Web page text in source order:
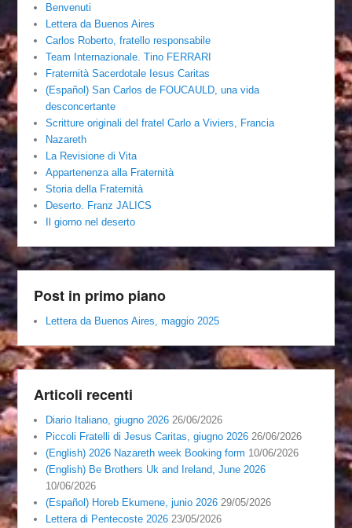
Benvenuti
Lettera da Buenos Aires
Carlos Roberto, fratello responsabile
Team Internazionale. Tino FERRARI
Fraternità Sacerdotale Iesus Caritas
(Español) San Carlos de FOUCAULD, una vida
desconcertante
Scritture originali del fratel Carlo a Viviers, Francia
Nazareth
La Revisione di Vita
Appartenenza alla Fraternità
Storia della Fraternità
Deserto. Franz JALICS
Il giorno nel deserto
Post in primo piano
Lettera da Buenos Aires, maggio 2025
Articoli recenti
Diario Italiano, giugno 2026 26/06/2026
Piccoli Fratelli di Jesus Caritas, giugno 2026 26/06/2026
(English) 2026 Nazareth week Booking form 10/06/2026
(English) Be Brothers Uk and Ireland, June 2026
10/06/2026
(Español) Horeb Ekumene, junio 2026 29/05/2026
Lettera di Pentecoste 2026 23/05/2026